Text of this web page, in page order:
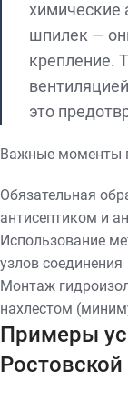
химические
шпилек —
крепление.
это
Важные моменты
Обязательная
антисептиком и
Использование
узлов соединения
Монтаж
нахлестом
Примеры
Ростовской